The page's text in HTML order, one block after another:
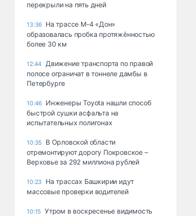
перекрыли на пять дней
13:36 На трассе М-4 «Дон»
образовалась пробка протяжённостью
более 30 км
12:44
Движение транспорта по правой
полосе ограничат в тоннеле дамбы в
Петербурге
10:46 Инженеры Toyota нашли способ
быстрой сушки асфальта на
испытательных полигонах
10:35 В Орловской области
отремонтируют дорогу Покровское –
Верховье за 292 миллиона рублей
10:23
На трассах Башкирии идут
массовые проверки водителей
10:15 Утром в воскресенье видимость